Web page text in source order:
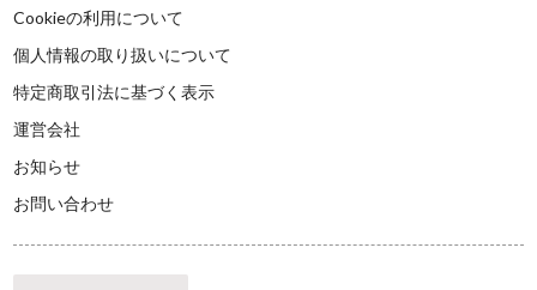
Cookieの利用について
個人情報の取り扱いについて
特定商取引法に基づく表示
運営会社
お知らせ
お問い合わせ